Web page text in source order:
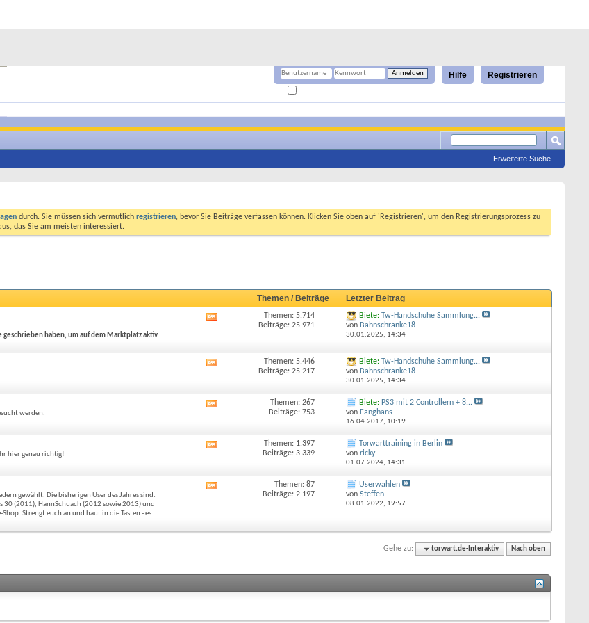
Registrieren
Hilfe
Erweiterte Suche
durch. Sie müssen sich vermutlich registrieren, bevor Sie Beiträge verfassen können. Klicken Sie oben auf 'Registrieren', um den Registrierungsprozess zu
das Sie am meisten interessiert.
Themen / Beiträge Letzter Beitrag
geschrieben haben, um auf dem Marktplatz aktiv
Themen: 5.714
Beiträge: 25.971
Biete: Tw-Handschuhe Sammlung...
von Bahnschranke18
30.01.2025, 14:34
Forums
Themen: 5.446
Beiträge: 25.217
Biete: Tw-Handschuhe Sammlung...
von Bahnschranke18
30.01.2025, 14:34
werden.
Forums
Themen: 267
Beiträge: 753
Biete: PS3 mit 2 Controllern + 8...
von Fanghans
16.04.2017, 10:19
hier genau richtig!
Forums
Themen: 1.397
Beiträge: 3.339
Torwarttraining in Berlin
von ricky
01.07.2024, 14:31
gewählt. Die bisherigen User des Jahres sind:
(2011), HannSchuach (2012 sowie 2013) und
Strengt euch an und haut in die Tasten - es
anzeigen
Themen: 87
Beiträge: 2.197
Userwahlen
von Steffen
08.01.2022, 19:57
Gehe zu: torwart.de-Interaktiv Nach oben